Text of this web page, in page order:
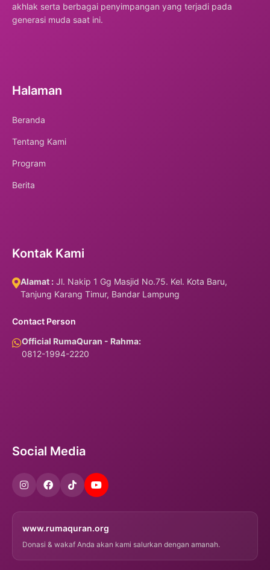
akhlak serta berbagai penyimpangan yang terjadi pada
generasi muda saat ini.
Halaman
Beranda
Tentang Kami
Program
Berita
Kontak Kami
Alamat : Jl. Nakip 1 Gg Masjid No.75. Kel. Kota Baru,
Tanjung Karang Timur, Bandar Lampung
Contact Person
Official RumaQuran - Rahma:
0812-1994-2220
Social Media
www.rumaquran.org
Donasi & wakaf Anda akan kami salurkan dengan amanah.